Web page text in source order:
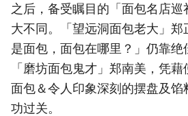
之后，备受瞩目的「面包名店
大不同。「望远洞面包老大」
是面包，面包在哪里？」仍靠绝
「磨坊面包鬼才」郑南美，凭
面包＆令人印象深刻的摆盘及
功过关。